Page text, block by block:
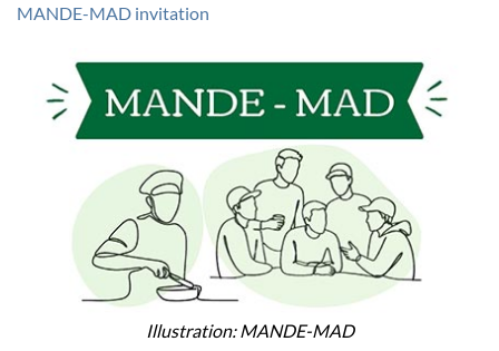
MANDE-MAD invitation
Illustration: MANDE-MAD